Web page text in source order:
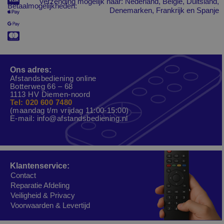
Betaalmogelijkheden:
Denemarken, Frankrijk en Spanje
Ons adres:
Afstandsbediening online
Botterweg 66 – 68
1113 HV Diemen-noord
Tel: 020 600 7480
(maandag t/m vrijdag 11:00-15:00)
E-mail: info@afstandsbediening.nl
Klantenservice:
Contact
Reparatie Afdeling
Veiligheid & Privacy
Voorwaarden & Levertijd